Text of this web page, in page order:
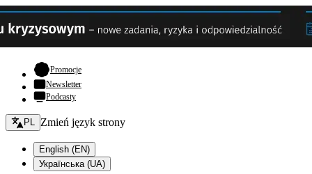
Promocje- otwiera się w nowej karcie
Newsletter
Podcasty
Zmień język - bieżący:
PL Zmień język strony
English (EN)
Українська (UA)